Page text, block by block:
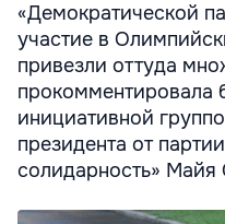
«Демократической
участие в
привезли оттуда
прокомментировала
инициативной
президента от
солидарность» Майя